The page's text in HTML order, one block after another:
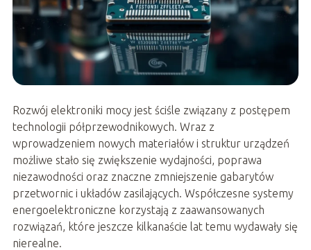
Rozwój elektroniki mocy jest ściśle związany z postępem
technologii półprzewodnikowych. Wraz z
wprowadzeniem nowych materiałów i struktur urządzeń
możliwe stało się zwiększenie wydajności, poprawa
niezawodności oraz znaczne zmniejszenie gabarytów
przetwornic i układów zasilających. Współczesne systemy
energoelektroniczne korzystają z zaawansowanych
rozwiązań, które jeszcze kilkanaście lat temu wydawały się
nierealne.